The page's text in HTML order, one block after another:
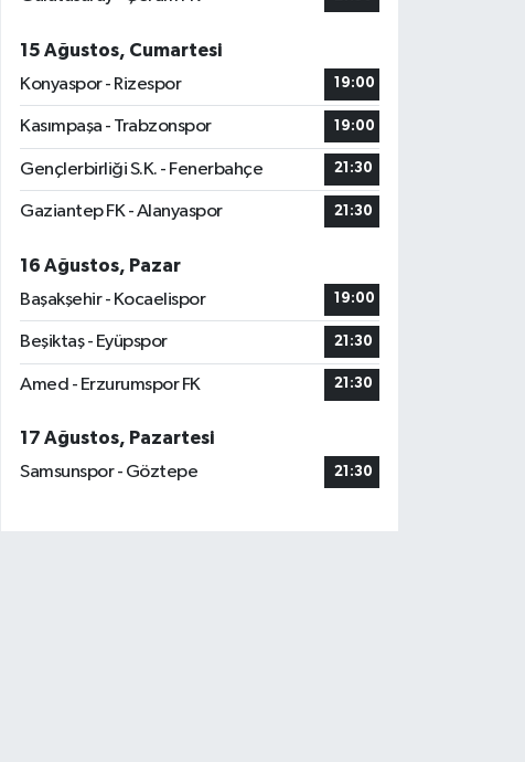
15 Ağustos, Cumartesi
Konyaspor - Rizespor
19:00
Kasımpaşa - Trabzonspor 19:00
Gençlerbirliği S.K. - Fenerbahçe 21:30
Gaziantep FK - Alanyaspor 21:30
16 Ağustos, Pazar
Başakşehir - Kocaelispor
19:00
Beşiktaş - Eyüpspor 21:30
Amed - Erzurumspor FK 21:30
17 Ağustos, Pazartesi
Samsunspor - Göztepe
21:30